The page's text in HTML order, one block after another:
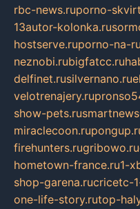
rbc-news.ruporno-
13autor-kolonka.ru
hostserve.ruporno-na-
neznobi.rubigfatcc.ru
delfinet.rusilvernano.ru
velotrenajery.ru
show-pets.ru
miraclecoon.ru
firehunters.rugribowo.ru
hometown-france.ru1-
shop-garena.rucricetc-
one-life-story.rutop-